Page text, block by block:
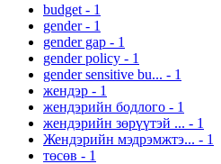
budget - 1
gender - 1
gender gap - 1
gender policy - 1
gender sensitive bu... - 1
жендэр - 1
жендэрийн бодлого - 1
жендэрийн зөрүүтэй ... - 1
Жендэрийн мэдрэмжтэ... - 1
төсөв - 1